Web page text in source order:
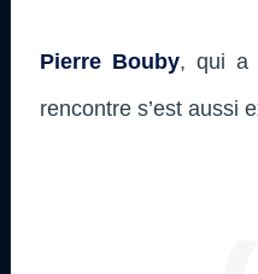
Pierre Bouby, qui a
rencontre s’est aussi